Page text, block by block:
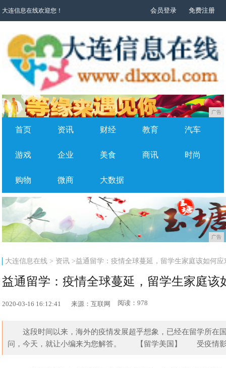
大连信息在线欢迎您！ 会员登录 免费注册
广告
首页 资讯 财经 教育 汽车
游戏 企业 美食 商讯 时尚
购物 微商 大数据
广告
大连信息在线 > 资讯 >益通留学：疫情全球蔓延，留学生家庭该如何应
益通留学：疫情全球蔓延，留学生家庭该
2020-03-16 16:12:41 来源：互联网 阅读：978
这段时间以来，海外的疫情发展超乎想象，已经在留学所在
问，今天，就让小编来为您解答。 【留学美国】 受疫情影